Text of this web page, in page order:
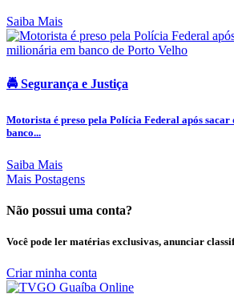
Saiba Mais
🚔 Segurança e Justiça
Motorista é preso pela Polícia Federal após
banco...
Saiba Mais
Mais Postagens
Não possui uma conta?
Você pode ler matérias exclusivas, anunciar
Criar minha conta